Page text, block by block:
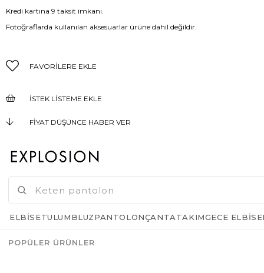
Kredi kartına 9 taksit imkanı.
Fotoğraflarda kullanılan aksesuarlar ürüne dahil değildir.
FAVORILERE EKLE
İSTEK LISTEME EKLE
FIYAT DÜŞÜNCE HABER VER
ELBISETULUMBLUZPANTOLONÇANTATAKIMGECE
POPÜLER ÜRÜNLER